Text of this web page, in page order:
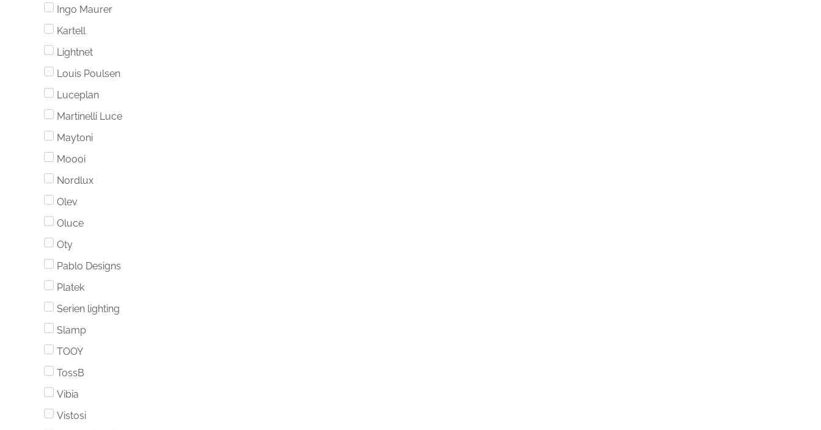
Ingo Maurer
Kartell
Lightnet
Louis Poulsen
Luceplan
Martinelli Luce
Maytoni
Moooi
Nordlux
Olev
Oluce
Oty
Pablo Designs
Platek
Serien lighting
Slamp
TOOY
TossB
Vibia
Vistosi